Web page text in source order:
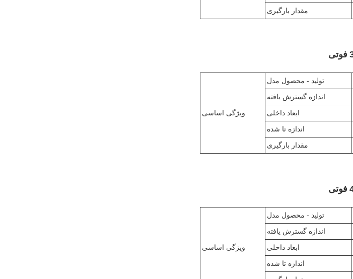
مقدار بارگیری
ویژگی اساسی
تولید - محصول مدل
اندازه گسترش یافته
ابعاد داخلی
اندازه تا شده
مقدار بارگیری
ویژگی اساسی
تولید - محصول مدل
اندازه گسترش یافته
ابعاد داخلی
اندازه تا شده